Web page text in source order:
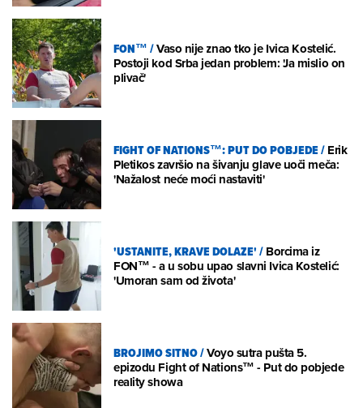
FON™/Vaso nije znao tko je Ivica Kostelić.
Postoji kod Srba jedan problem: 'Ja mislio on
plivač'
FIGHT OF NATIONS™: PUT DO POBJEDE/Erik
Pletikos završio na šivanju glave uoči meča:
'Nažalost neće moći nastaviti'
'USTANITE, KRAVE DOLAZE'/Borcima iz
FON™ - a u sobu upao slavni Ivica Kostelić:
'Umoran sam od života'
BROJIMO SITNO/Voyo sutra pušta 5.
epizodu Fight of Nations™ - Put do pobjede
reality showa